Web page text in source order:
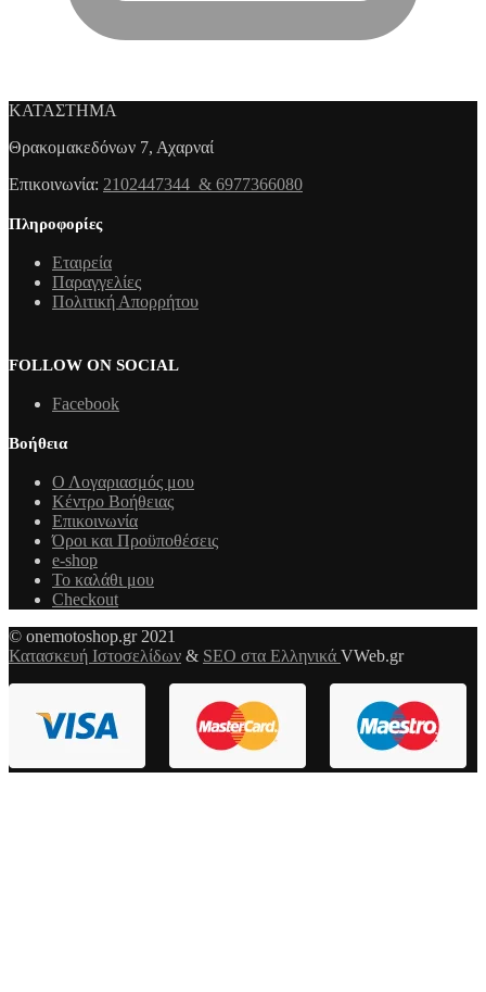
ΚΑΤΑΣΤΗΜΑ
Θρακομακεδόνων 7, Αχαρναί
Επικοινωνία: 2102447344 & 6977366080
Πληροφορίες
Εταιρεία
Παραγγελίες
Πολιτική Απορρήτου
FOLLOW ON SOCIAL
Facebook
Βοήθεια
Ο Λογαριασμός μου
Κέντρο Βοήθειας
Επικοινωνία
Όροι και Προϋποθέσεις
e-shop
Το καλάθι μου
Checkout
© onemotoshop.gr 2021
Κατασκευή Ιστοσελίδων & SEO στα Ελληνικά VWeb.gr